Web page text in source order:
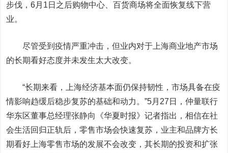
步伐，6月1日之后购物中心、百货商场将全面恢复线下营
业。
尽管受到疫情严重冲击，但业内对于上海商业地产市场
的长期看好态度并未发生太大改变。
“长期来看，上海经济基本面仍保持韧性，市场具备在疫
情影响趋缓后稳步复苏的基础和动力。”5月27日，仲量联行
华东区董事总经理张静向《华夏时报》记者指出，相信在社
会生活回归正轨后，零售市场会快速复苏，业主和品牌方长
期看好上海零售市场的发展不会改变，其长期的投资和扩张